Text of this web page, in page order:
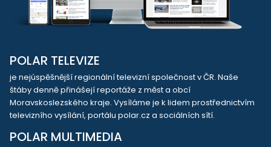
POLAR TELEVIZE
je nejúspěšnější regionální televizní společnost v ČR. Naše
štáby denně přinášejí reportáže z měst a obcí
Moravskoslezského kraje. Vysíláme je k lidem prostřednictvím
televizního vysílání, portálu polar.cz a sociálních sítí.
POLAR MULTIMEDIA